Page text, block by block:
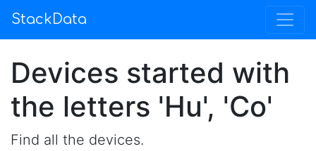
StackData
Devices started with
the letters 'Hu', 'Co'
Find all the devices.